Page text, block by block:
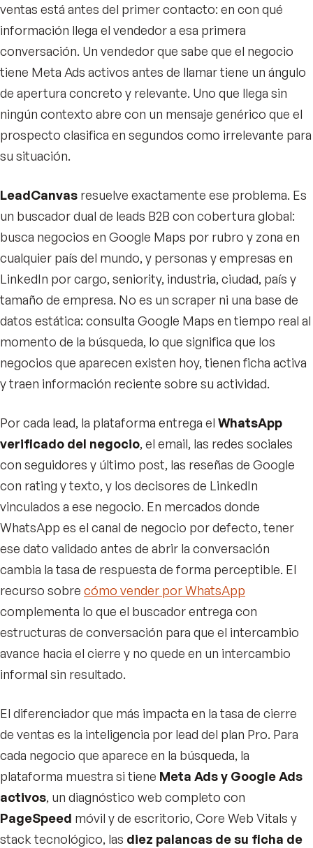
ventas está antes del primer contacto: en con qué
información llega el vendedor a esa primera
conversación. Un vendedor que sabe que el negocio
tiene Meta Ads activos antes de llamar tiene un ángulo
de apertura concreto y relevante. Uno que llega sin
ningún contexto abre con un mensaje genérico que el
prospecto clasifica en segundos como irrelevante para
su situación.
LeadCanvas resuelve exactamente ese problema. Es
un buscador dual de leads B2B con cobertura global:
busca negocios en Google Maps por rubro y zona en
cualquier país del mundo, y personas y empresas en
LinkedIn por cargo, seniority, industria, ciudad, país y
tamaño de empresa. No es un scraper ni una base de
datos estática: consulta Google Maps en tiempo real al
momento de la búsqueda, lo que significa que los
negocios que aparecen existen hoy, tienen ficha activa
y traen información reciente sobre su actividad.
Por cada lead, la plataforma entrega el WhatsApp
verificado del negocio, el email, las redes sociales
con seguidores y último post, las reseñas de Google
con rating y texto, y los decisores de LinkedIn
vinculados a ese negocio. En mercados donde
WhatsApp es el canal de negocio por defecto, tener
ese dato validado antes de abrir la conversación
cambia la tasa de respuesta de forma perceptible. El
recurso sobre cómo vender por WhatsApp
complementa lo que el buscador entrega con
estructuras de conversación para que el intercambio
avance hacia el cierre y no quede en un intercambio
informal sin resultado.
El diferenciador que más impacta en la tasa de cierre
de ventas es la inteligencia por lead del plan Pro. Para
cada negocio que aparece en la búsqueda, la
plataforma muestra si tiene Meta Ads y Google Ads
activos, un diagnóstico web completo con
PageSpeed móvil y de escritorio, Core Web Vitals y
stack tecnológico, las diez palancas de su ficha de